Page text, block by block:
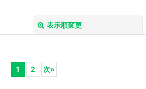
表示順変更
1 2 次»